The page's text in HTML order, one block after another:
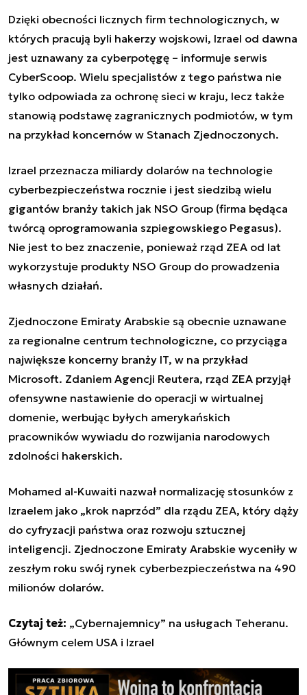
Dzięki obecności licznych firm technologicznych, w
których pracują byli hakerzy wojskowi, Izrael od dawna
jest uznawany za cyberpotęgę – informuje serwis
CyberScoop. Wielu specjalistów z tego państwa nie
tylko odpowiada za ochronę sieci w kraju, lecz także
stanowią podstawę zagranicznych podmiotów, w tym
na przykład koncernów w Stanach Zjednoczonych.
Izrael przeznacza miliardy dolarów na technologie
cyberbezpieczeństwa rocznie i jest siedzibą wielu
gigantów branży takich jak NSO Group (firma będąca
twórcą oprogramowania szpiegowskiego Pegasus).
Nie jest to bez znaczenie, ponieważ rząd ZEA od lat
wykorzystuje produkty NSO Group do prowadzenia
własnych działań.
Zjednoczone Emiraty Arabskie są obecnie uznawane
za regionalne centrum technologiczne, co przyciąga
największe koncerny branży IT, w na przykład
Microsoft. Zdaniem Agencji Reutera, rząd ZEA przyjął
ofensywne nastawienie do operacji w wirtualnej
domenie, werbując byłych amerykańskich
pracowników wywiadu do rozwijania narodowych
zdolności hakerskich.
Mohamed al-Kuwaiti nazwał normalizację stosunków z
Izraelem jako „krok naprzód” dla rządu ZEA, który dąży
do cyfryzacji państwa oraz rozwoju sztucznej
inteligencji. Zjednoczone Emiraty Arabskie wyceniły w
zeszłym roku swój rynek cyberbezpieczeństwa na 490
milionów dolarów.
Czytaj też: „Cybernajemnicy” na usługach Teheranu.
Głównym celem USA i Izrael